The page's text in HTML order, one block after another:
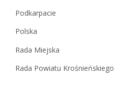
Podkarpacie
Polska
Rada Miejska
Rada Powiatu Krośnieńskiego